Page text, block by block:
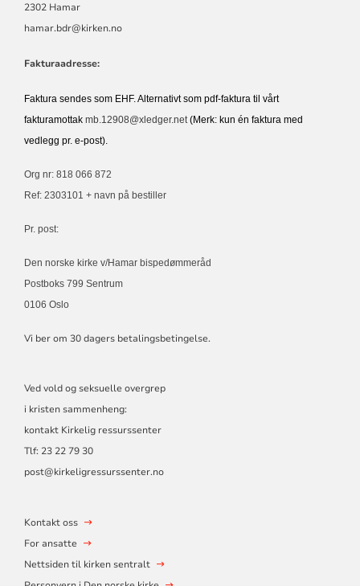
2302 Hamar
hamar.bdr@kirken.no
Fakturaadresse:
Faktura sendes som EHF. Alternativt som pdf-faktura til vårt
fakturamottak mb.12908@xledger.net(Merk: kun én faktura med
vedlegg pr. e-post).
Org nr: 818 066 872
Ref: 2303101 + navn på bestiller
Pr. post:
Den norske kirke v/Hamar bispedømmeråd
Postboks 799 Sentrum
0106 Oslo
Vi ber om 30 dagers betalingsbetingelse.
Ved vold og seksuelle overgrep
i kristen sammenheng:
kontakt Kirkelig ressurssenter
Tlf: 23 22 79 30
post@kirkeligressurssenter.no
Kontakt oss
For ansatte
Nettsiden til kirken sentralt